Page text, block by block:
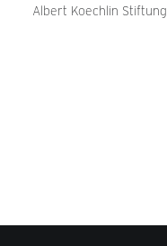
Albert Koechlin Stiftung